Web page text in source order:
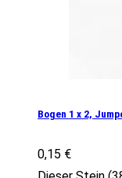
Bogen 1 x 2,
0,15 €